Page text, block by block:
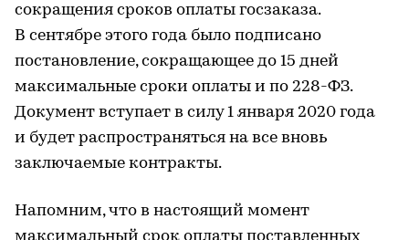
сокращения сроков оплаты госзаказа.
В сентябре этого года было подписано
постановление, сокращающее до 15 дней
максимальные сроки оплаты и по 228-ФЗ.
Документ вступает в силу 1 января 2020 года
и будет распространяться на все вновь
заключаемые контракты.
Напомним, что в настоящий момент
максимальный срок оплаты поставленных